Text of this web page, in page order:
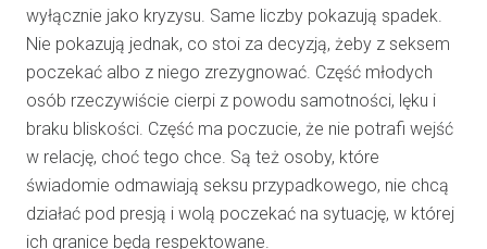
wyłącznie jako kryzysu. Same liczby pokazują spadek.
Nie pokazują jednak, co stoi za decyzją, żeby z seksem
poczekać albo z niego zrezygnować. Część młodych
osób rzeczywiście cierpi z powodu samotności, lęku i
braku bliskości. Część ma poczucie, że nie potrafi wejść
w relację, choć tego chce. Są też osoby, które
świadomie odmawiają seksu przypadkowego, nie chcą
działać pod presją i wolą poczekać na sytuację, w której
ich granice będą respektowane.